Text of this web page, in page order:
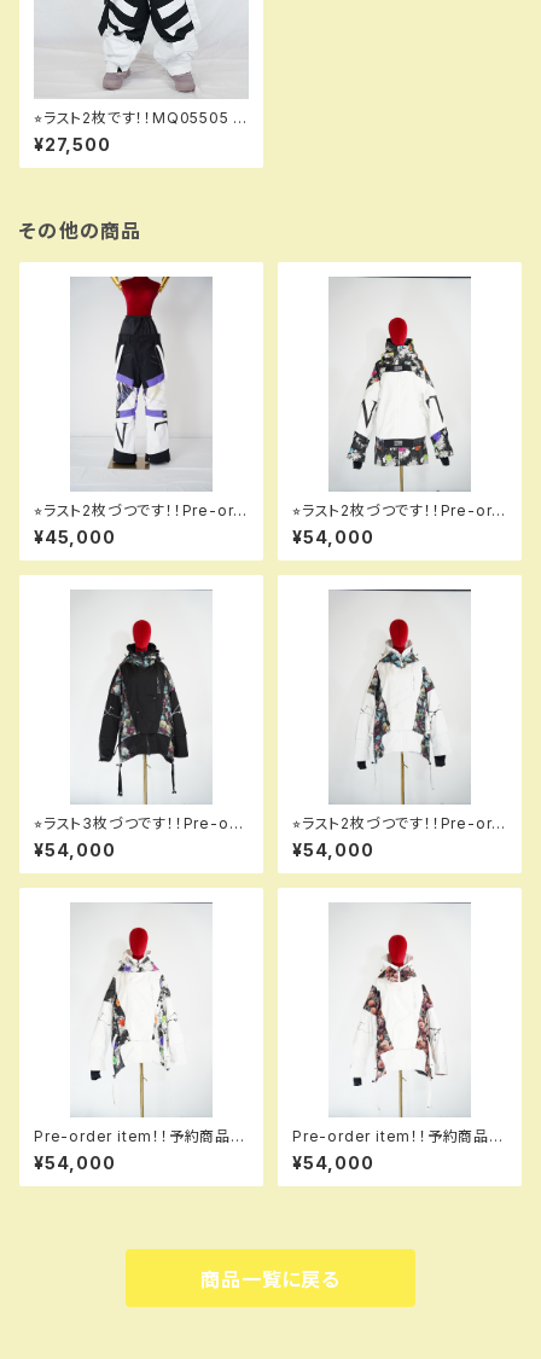
⭐︎ラスト2枚です！！MQ05505 N
TR pants 990 black！！※送
料無料（日本国内のみ）サービス
中です！！
¥27,500
その他の商品
⭐︎ラスト2枚づつです！！Pre-ord
er item！！予約商品です！！MQ
07500 GALAXXXY pants 61
8 syodouka！！送料無料（日本
¥45,000
⭐︎ラスト2枚づつです！！Pre-ord
er item！！予約商品です！！MQ
07000EM GALAXXXY jacke
t EM 001 dflw em！！送料無料
¥54,000
⭐︎ラスト3枚づつです！！Pre-ord
er item！！予約商品です！！MQ
07003 EM +++ jacket EM
993 hflmtbk em！！送料無料
¥54,000
⭐︎ラスト2枚づつです！！Pre-ord
er item！！予約商品です！！MQ
07003 EM +++ jacket EM
003 hflmtw em！！送料無料
¥54,000
Pre-order item！！予約商品で
す！！MQ07003 EM +++ jack
et EM 009 dflw em！！送料無
料（日本国内のみ）サービス中で
¥54,000
Pre-order item！！予約商品で
す！！MQ07003 EM +++ jack
et EM 004 hflpkw em！！送
料無料（日本国内のみ）サービス
¥54,000
商品一覧に戻る